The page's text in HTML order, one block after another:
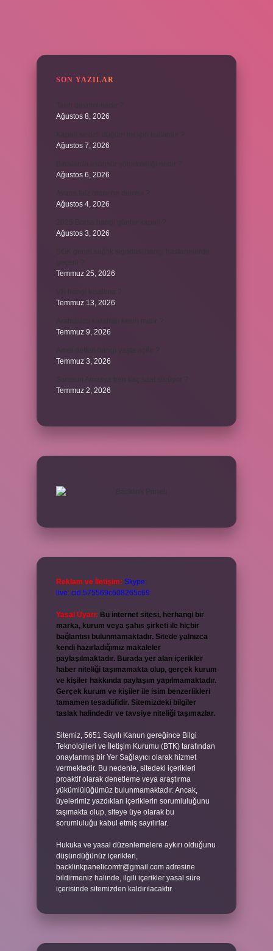
SON YAZILAR
Ağustos 8, 2026
Ağustos 7, 2026
Ağustos 6, 2026
Ağustos 4, 2026
Ağustos 3, 2026
Temmuz 25, 2026
Temmuz 13, 2026
Temmuz 9, 2026
Temmuz 3, 2026
Temmuz 2, 2026
Reklam ve İletişim: Skype:
live:.cid.575569c608265c69
Yasal Uyarı: Bu internet sitesi, herhangi bir
marka, kurum veya şahıs şirketi ile hiçbir
bağlantısı bulunmamaktadır. Sitede yalnızca
kendi hazırladığımız makaleler
paylaşılmaktadır. Burada yer alan içerikler
haber niteliği taşımamakta olup, gerçek kurum
ve kişiler hakkında paylaşım yapılmamaktadır.
Gerçek kurum ve kişiler ile isim benzerlikleri
tamamen tesadüfidir. Sitemizdeki bilgiler
taslak halindedir ve tavsiye niteliği taşımazlar.
Sitemiz, 5651 Sayılı Kanun gereğince Bilgi
Teknolojileri ve İletişim Kurumu (BTK) tarafından
onaylanmış bir Yer Sağlayıcı olarak hizmet
vermektedir. Bu nedenle, sitedeki içerikleri
proaktif olarak denetleme veya araştırma
yükümlülüğümüz bulunmamaktadır. Ancak,
üyelerimiz yazdıkları içeriklerin sorumluluğunu
taşımakta olup, siteye üye olarak bu
sorumluluğu kabul etmiş sayılırlar.
Hukuka ve yasal düzenlemelere aykırı olduğunu
düşündüğünüz içerikleri,
backlinkpanelicomtr@gmail.com adresine
bildirmeniz halinde, ilgili içerikler yasal süre
içerisinde sitemizden kaldırılacaktır.